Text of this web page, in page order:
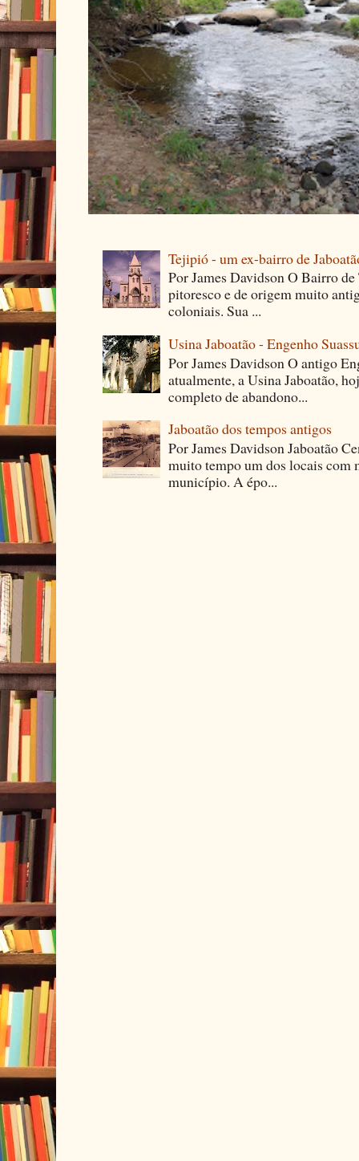
Tejipió - um ex-bairro de
Por James Davidson O Bairro
pitoresco e de origem muito
coloniais. Sua ...
Usina Jaboatão - Engenho
Por James Davidson O antigo
atualmente, a Usina Jaboatão,
completo de abandono...
Jaboatão dos tempos antigos
Por James Davidson Jaboatão
muito tempo um dos locais com
município. A épo...